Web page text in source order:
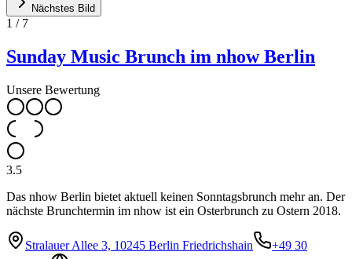
Nächstes Bild
1 / 7
Sunday Music Brunch im nhow Berlin
Unsere Bewertung
3.5
Das nhow Berlin bietet aktuell keinen Sonntagsbrunch mehr an. Der
nächste Brunchtermin im nhow ist ein Osterbrunch zu Ostern 2018.
Stralauer Allee 3, 10245 Berlin Friedrichshain
+49 30